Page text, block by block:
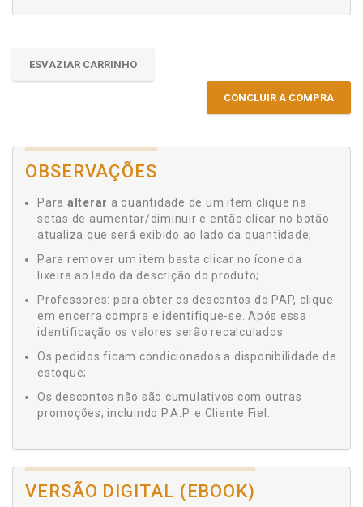
ESVAZIAR CARRINHO
CONCLUIR A COMPRA
OBSERVAÇÕES
Para alterar a quantidade de um item clique na
setas de aumentar/diminuir e então clicar no botão
atualiza que será exibido ao lado da quantidade;
Para remover um item basta clicar no ícone da
lixeira ao lado da descrição do produto;
Professores: para obter os descontos do PAP, clique
em encerra compra e identifique-se. Após essa
identificação os valores serão recalculados.
Os pedidos ficam condicionados a disponibilidade de
estoque;
Os descontos não são cumulativos com outras
promoções, incluindo P.A.P. e Cliente Fiel.
VERSÃO DIGITAL (EBOOK)